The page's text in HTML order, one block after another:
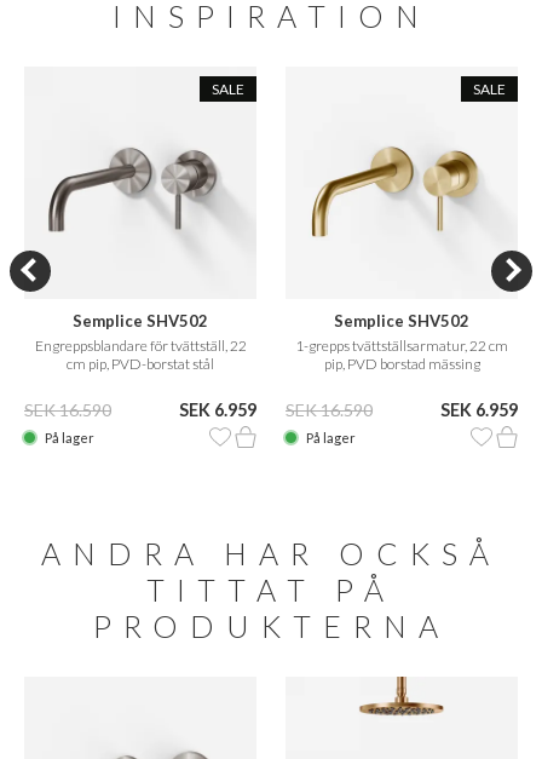
INSPIRATION
SALE
Semplice SHV502
Engreppsblandare för tvättställ, 22
cm pip, PVD-borstat stål
SEK 16.590 SEK 6.959
På lager
SALE
Semplice SHV502
1-grepps tvättställsarmatur, 22 cm
pip, PVD borstad mässing
SEK 16.590 SEK 6.959
På lager
ANDRA HAR OCKSÅ
TITTAT PÅ
PRODUKTERNA